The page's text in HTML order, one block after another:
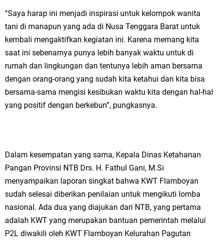
“Saya harap ini menjadi inspirasi untuk kelompok wanita
tani di manapun yang ada di Nusa Tenggara Barat untuk
kembali mengaktifkan kegiatan ini. Karena memang kita
saat ini sebenarnya punya lebih banyak waktu untuk di
rumah dan lingkungan dan tentunya lebih aman bersama
dengan orang-orang yang sudah kita ketahui dan kita bisa
bersama-sama mengisi kesibukan waktu kita dengan hal-hal
yang positif dengan berkebun”, pungkasnya.
Dalam kesempatan yang sama, Kepala Dinas Ketahanan
Pangan Provinsi NTB Drs. H. Fathul Gani, M.Si
menyampaikan laporan singkat bahwa KWT Flamboyan
sudah selesai diberikan penilaian untuk mengikuti lomba
nasional. Ada dua yang diajukan dari NTB, yang pertama
adalah KWT yang merupakan bantuan pemerintah melalui
P2L diwakili oleh KWT Flamboyan Kelurahan Pagutan